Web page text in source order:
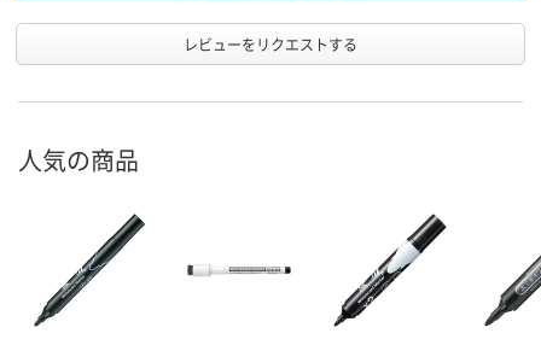
レビューをリクエストする
人気の商品